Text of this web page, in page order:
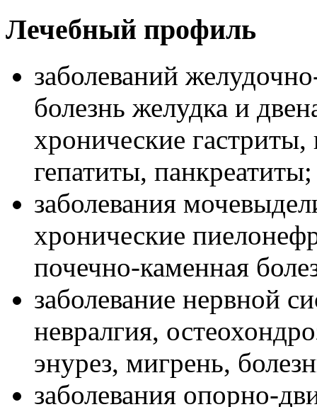
Лечебный профиль
заболеваний
болезнь желудка и
хронические
гепатиты, панкреатиты;
заболевания
хронические
почечно-каменная
заболевание нервной
невралгия,
энурез, мигрень,
заболевания опорно-